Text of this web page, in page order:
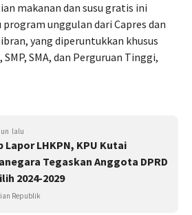
makanan dan susu gratis ini
unggulan dari Capres dan
yang diperuntukkan khusus
SMP, SMA, dan Perguruan Tinggi,
lalu
Lapor LHKPN, KPU Kutai
Tegaskan Anggota DPRD
2024-2029
Republik